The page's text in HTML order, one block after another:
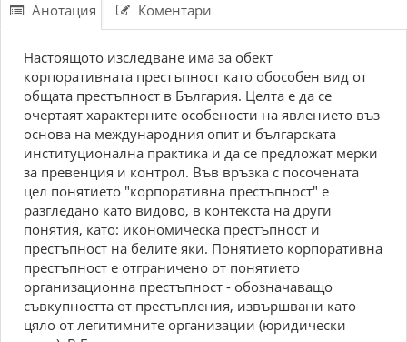
Анотация Коментари
Настоящото изследване има за обект
корпоративната престъпност като обособен вид от
общата престъпност в България. Целта е да се
очертаят характерните особености на явлението въз
основа на международния опит и българската
институционална практика и да се предложат мерки
за превенция и контрол. Във връзка с посочената
цел понятието "корпоративна престъпност" е
разгледано като видово, в контекста на други
понятия, като: икономическа престъпност и
престъпност на белите яки. Понятието корпоративна
престъпност е отграничено от понятието
организационна престъпност - обозначаващо
съвкупността от престъпления, извършвани като
цяло от легитимните организации (юридически